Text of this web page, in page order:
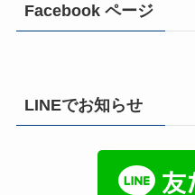
Facebook ページ
LINEでお知らせ